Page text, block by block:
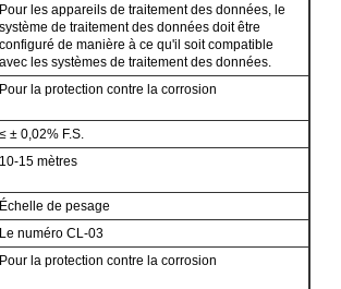
Pour les appareils de traitement des données, le
système de traitement des données doit être
configuré de manière à ce qu'il soit compatible
avec les systèmes de traitement des données.
Pour la protection contre la corrosion
≤ ± 0,02% F.S.
10-15 mètres
Échelle de pesage
Le numéro CL-03
Pour la protection contre la corrosion